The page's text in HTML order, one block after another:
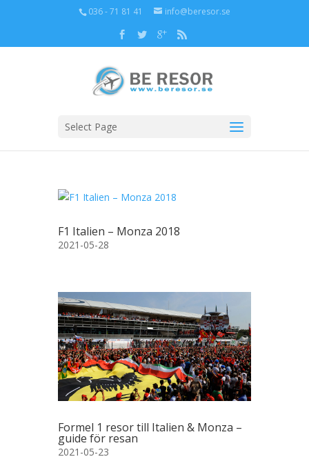
036 - 71 81 41 info@beresor.se
Select Page
F1 Italien – Monza 2018
2021-05-28
Formel 1 resor till Italien & Monza –
guide för resan
2021-05-23